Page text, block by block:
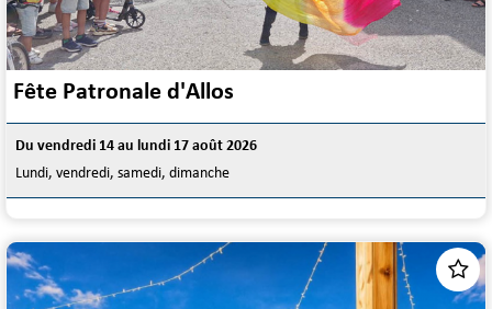
Fête Patronale d'Allos
Du vendredi 14 au lundi 17 août 2026
Lundi, vendredi, samedi, dimanche